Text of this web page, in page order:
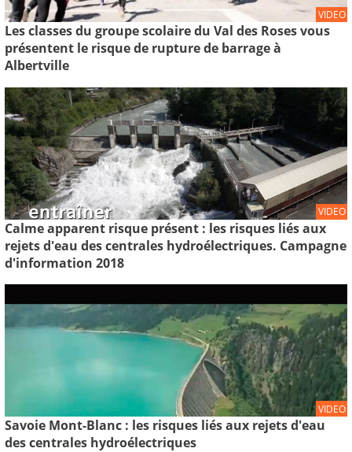
VIDEO
Les classes du groupe scolaire du Val des Roses vous
présentent le risque de rupture de barrage à
Albertville
VIDEO
Calme apparent risque présent : les risques liés aux
rejets d'eau des centrales hydroélectriques. Campagne
d'information 2018
VIDEO
Savoie Mont-Blanc : les risques liés aux rejets d'eau
des centrales hydroélectriques